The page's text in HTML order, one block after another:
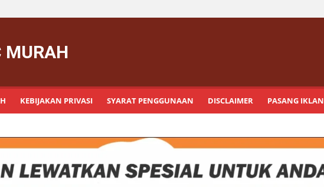
MURAH
KEBIJAKAN PRIVASI SYARAT PENGGUNAAN DISCLAIMER PASANG IKLAN